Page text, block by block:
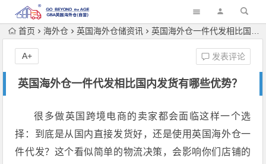
首页 海外仓 英国海外仓储资讯 英国海外仓一件代发相比国内发货有哪些优势？
英国海外仓一件代发相比国内发货有哪些优势？
发表评论
A+
很多做英国跨境电商的卖家都会面临这样一个选
择：到底是从国内直接发货好，还是使用英国海外仓一
件代发？这个看似简单的物流决策，会影响你们店铺的